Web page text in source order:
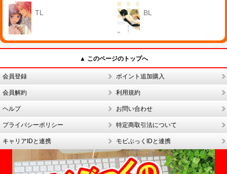
TL BL
▲ このページのトップへ
会員登録 ポイント追加購入
会員解約 利用規約
ヘルプ お問い合わせ
プライバシーポリシー 特定商取引法について
キャリアIDと連携 モビぶっくIDと連携